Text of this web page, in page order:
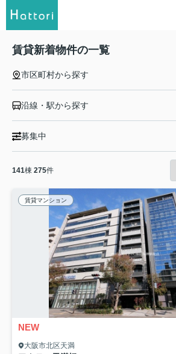
賃貸新着物件の一覧
市区町村から探す
沿線・駅から探す
募集中
141棟 275件
賃貸マンション
NEW
大阪市北区天満